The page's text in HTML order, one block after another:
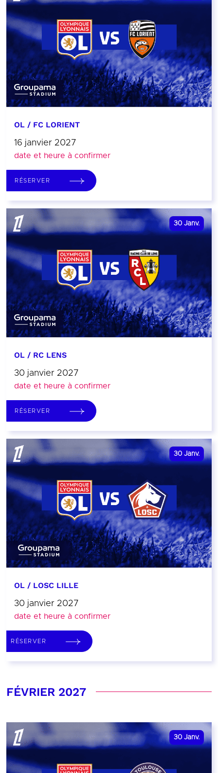
OL / FC LORIENT
16 janvier 2027
date et heure à confirmer
RÉSERVER
30 Janv.
OL / RC LENS
30 janvier 2027
date et heure à confirmer
RÉSERVER
30 Janv.
OL / LOSC LILLE
30 janvier 2027
date et heure à confirmer
RÉSERVER
FÉVRIER 2027
30 Janv.